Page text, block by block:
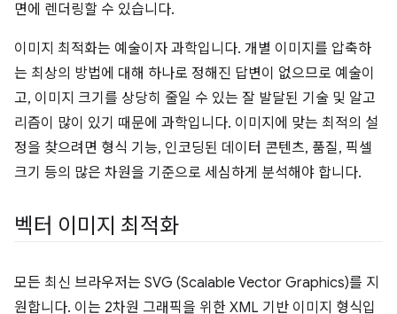
면에 렌더링할 수 있습니다.
이미지 최적화는 예술이자 과학입니다. 개별 이미지를 압축하
는 최상의 방법에 대해 하나로 정해진 답변이 없으므로 예술이
고, 이미지 크기를 상당히 줄일 수 있는 잘 발달된 기술 및 알고
리즘이 많이 있기 때문에 과학입니다. 이미지에 맞는 최적의 설
정을 찾으려면 형식 기능, 인코딩된 데이터 콘텐츠, 품질, 픽셀
크기 등의 많은 차원을 기준으로 세심하게 분석해야 합니다.
벡터 이미지 최적화
모든 최신 브라우저는 SVG (Scalable Vector Graphics)를 지
원합니다. 이는 2차원 그래픽을 위한 XML 기반 이미지 형식입